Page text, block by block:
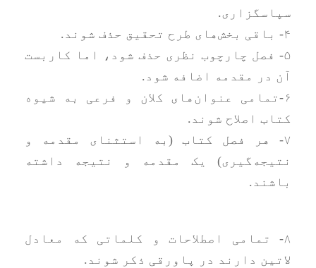
سپاسگزاری.
۴- باقی بخش‌های طرح تحقیق حذف شوند.
۵- فصل چارچوب نظری حذف شود، اما کاربست
آن در مقدمه اضافه شود.
۶-تمامی عنوان‌های کلان و فرعی به شیوه
کتاب اصلاح شوند.
۷- هر فصل کتاب (به استثنای مقدمه و
نتیجه‌گیری) یک مقدمه و نتیجه داشته
باشند.
۸- تمامی اصطلاحات و کلماتی که معادل
لاتین دارند در پاورقی ذکر شوند.